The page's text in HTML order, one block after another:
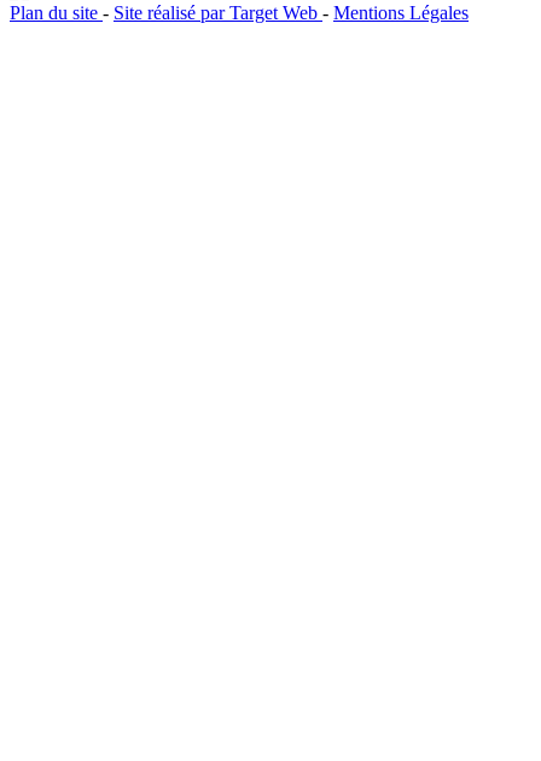
Plan du site - Site réalisé par Target Web - Mentions Légales